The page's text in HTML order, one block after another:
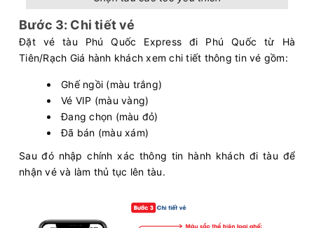
Bước 3: Chi tiết vé
Đặt vé tàu Phú Quốc Express đi Phú Quốc từ Hà
Tiên/Rạch Giá hành khách xem chi tiết thông tin vé gồm:
Ghế ngồi (màu trắng)
Vé VIP (màu vàng)
Đang chọn (màu đỏ)
Đã bán (màu xám)
Sau đó nhập chính xác thông tin hành khách đi tàu để
nhận vé và làm thủ tục lên tàu.